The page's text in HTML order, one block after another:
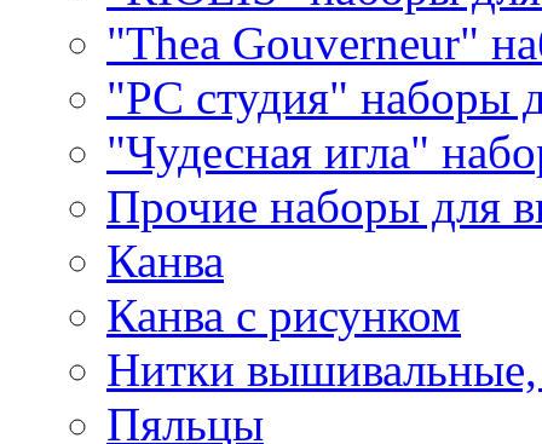
"Thea Gouverneur"
"РС студия" наборы
"Чудесная игла"
Прочие наборы для
Канва
Канва с рисунком
Нитки
Пяльцы